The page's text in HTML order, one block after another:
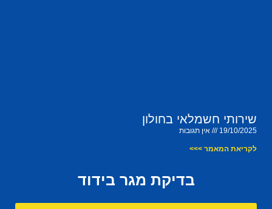
שירותי חשמלאי בחולון
19/10/2025 אין תגובות
לקריאת המאמר >>>
בדיקת מגר בידוד